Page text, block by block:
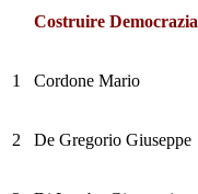
Costruire Democrazia
1 Cordone Mario
2 De Gregorio Giuseppe